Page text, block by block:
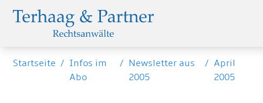
Startseite / Infos im
Abo
/ Newsletter aus
2005
/ April
2005